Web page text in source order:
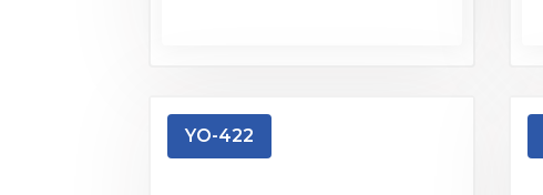
YO-422